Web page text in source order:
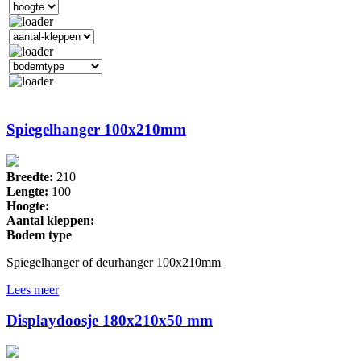
Spiegelhanger 100x210mm
Breedte: 210
Lengte: 100
Hoogte:
Aantal kleppen:
Bodem type
Spiegelhanger of deurhanger 100x210mm
Lees meer
Displaydoosje 180x210x50 mm